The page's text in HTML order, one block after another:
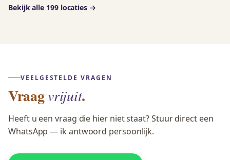
Bekijk alle 199 locaties →
VEELGESTELDE VRAGEN
Vraagvrijuit.
Heeft u een vraag die hier niet staat? Stuur direct een
WhatsApp — ik antwoord persoonlijk.